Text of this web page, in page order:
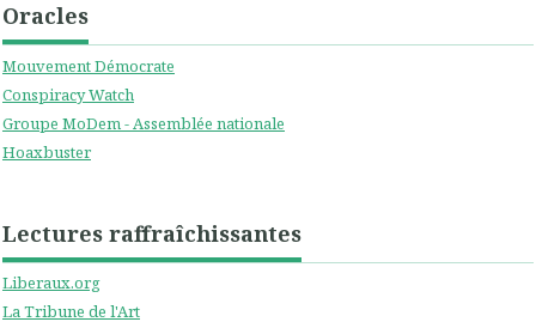
Oracles
Mouvement Démocrate
Conspiracy Watch
Groupe MoDem - Assemblée nationale
Hoaxbuster
Lectures raffraîchissantes
Liberaux.org
La Tribune de l'Art